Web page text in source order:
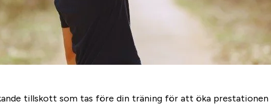
tillskott som tas före din träning för att öka